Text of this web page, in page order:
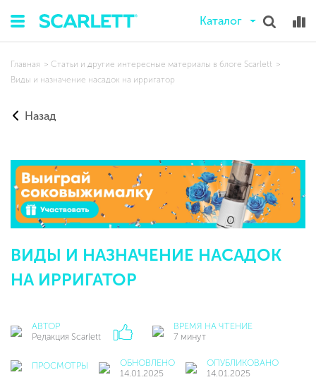
Каталог
Главная
Статьи и другие интересные материалы в блоге Scarlett
Виды и назначение насадок на ирригатор
Назад
ВИДЫ И НАЗНАЧЕНИЕ НАСАДОК
НА ИРРИГАТОР
АВТОР
Редакция Scarlett
ВРЕМЯ НА ЧТЕНИЕ
7 минут
ПРОСМОТРЫ
ОБНОВЛЕНО
14.01.2025
ОПУБЛИКОВАНО
14.01.2025